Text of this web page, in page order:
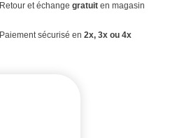
Retour et échange gratuiten magasin
Paiement sécurisé en 2x, 3x ou 4x